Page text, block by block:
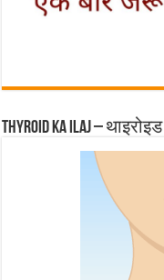
Thyroid ka ilaj –